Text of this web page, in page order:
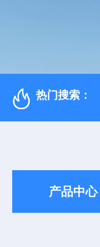
热门搜索：
产品中心